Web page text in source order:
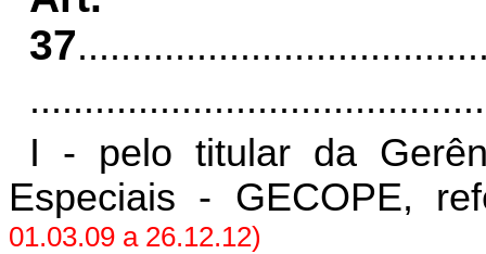
37
I - pelo titular da
Especiais - GECOPE,
01.03.09 a 26.12.12)